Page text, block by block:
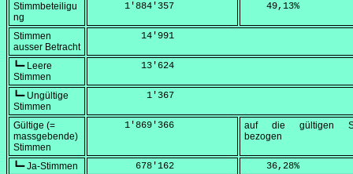
Stimmbeteiligu
ng
      1'884'357
    49,13
%
Stimmen
ausser Betracht
         14'991
┗━ Leere
Stimmen
         13'624
┗━ Ungültige
Stimmen
          1'367
Gültige (=
massgebende)
Stimmen
      1'869'366
auf die gültigen
bezogen
┗━ Ja-Stimmen
        678'162
    36,28
%